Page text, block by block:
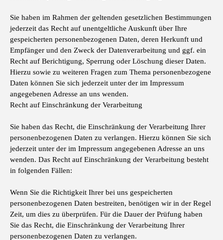
Sie haben im Rahmen der geltenden gesetzlichen Bestimmungen
jederzeit das Recht auf unentgeltliche Auskunft über Ihre
gespeicherten personenbezogenen Daten, deren Herkunft und
Empfänger und den Zweck der Datenverarbeitung und ggf. ein
Recht auf Berichtigung, Sperrung oder Löschung dieser Daten.
Hierzu sowie zu weiteren Fragen zum Thema personenbezogene
Daten können Sie sich jederzeit unter der im Impressum
angegebenen Adresse an uns wenden.
Recht auf Einschränkung der Verarbeitung
Sie haben das Recht, die Einschränkung der Verarbeitung Ihrer
personenbezogenen Daten zu verlangen. Hierzu können Sie sich
jederzeit unter der im Impressum angegebenen Adresse an uns
wenden. Das Recht auf Einschränkung der Verarbeitung besteht
in folgenden Fällen:
Wenn Sie die Richtigkeit Ihrer bei uns gespeicherten
personenbezogenen Daten bestreiten, benötigen wir in der Regel
Zeit, um dies zu überprüfen. Für die Dauer der Prüfung haben
Sie das Recht, die Einschränkung der Verarbeitung Ihrer
personenbezogenen Daten zu verlangen.